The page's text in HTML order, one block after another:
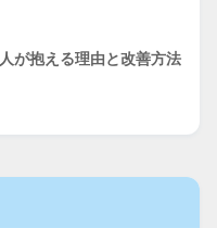
が抱える理由と改善方法